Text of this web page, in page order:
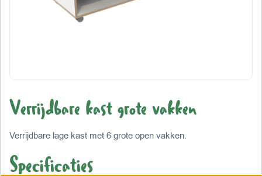
Verrijdbare kast grote vakken
Verrijdbare lage kast met 6 grote open vakken.
Specificaties